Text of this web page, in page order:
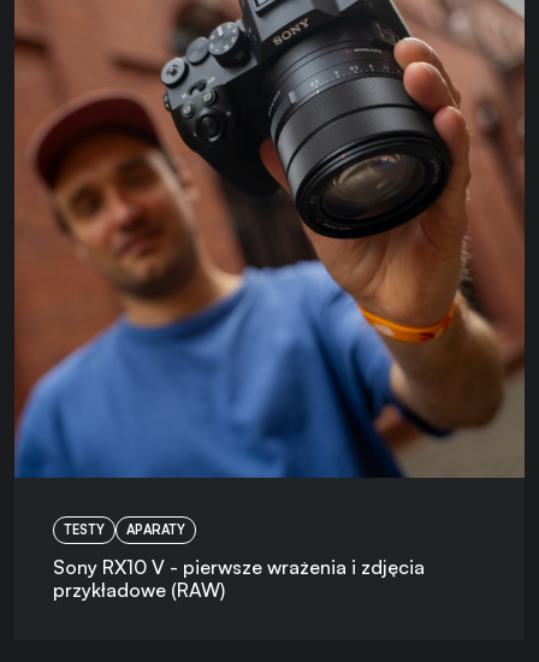
TESTY APARATY
Sony RX10 V - pierwsze wrażenia i zdjęcia
przykładowe (RAW)